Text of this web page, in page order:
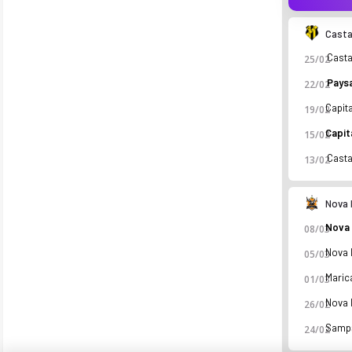
25/02
22/02
19/02
15/02
13/02
Nova
08/03
05/03
01/03
26/02
24/02